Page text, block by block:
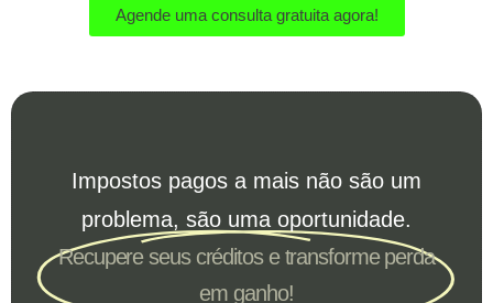
Agende uma consulta gratuita agora!
Impostos pagos a mais não são um
problema, são uma oportunidade.
Recupere seus créditos e transforme perda
em ganho!